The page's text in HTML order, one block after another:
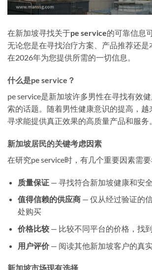
在新加坡寻找关于pe service的可靠信息
无论您是在寻找治疗方案、产品推荐还是
在2026年为您提供所需的一切信息。
什么是pe service？
pe service是新加坡许多男性在寻找有效
索的话题。随着男性健康意识的提高，越
寻求能提供真正效果的高质量产品和服务。
新加坡居民的关键考虑因素
在研究pe service时，有几个重要因素需要
质量保证— 寻找符合新加坡健康和安
值得信赖的供应商— 仅从经过验证的
处购买
价格比较— 比较不同平台的价格，找
用户评价— 阅读其他新加坡客户的真
新加坡市场现有选择